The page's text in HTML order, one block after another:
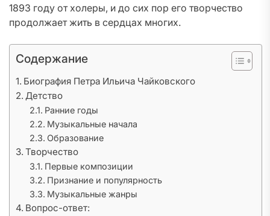
1893 году от холеры, и до сих пор его творчество
продолжает жить в сердцах многих.
Содержание
Биография Петра Ильича Чайковского
Детство
Ранние годы
Музыкальные начала
Образование
Творчество
Первые композиции
Признание и популярность
Музыкальные жанры
Вопрос-ответ: